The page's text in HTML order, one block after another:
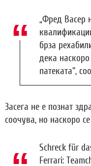
„Фред Васер
брза
дека
патеката“,
Засега не е познат
соочува, но наскоро
Schreck für
Ferrari: